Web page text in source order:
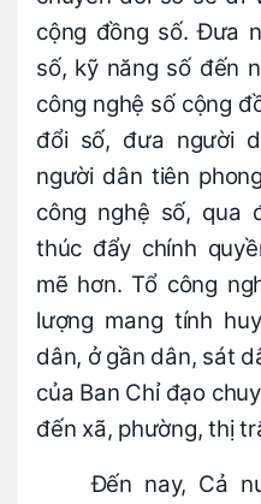
cộng đồng số. Đưa
số, kỹ năng số đến
công nghệ số cộng
đổi số, đưa người
người dân tiên
công nghệ số, qua
thúc đẩy chính
mẽ hơn. Tổ công
lượng mang tính
dân, ở gần dân, sát
của Ban Chỉ đạo
đến xã, phường, thị
Đến nay, Cả